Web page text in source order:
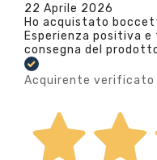
22 Aprile 2026
Ho acquistato
Esperienza positiva
consegna del
Acquirente verificato